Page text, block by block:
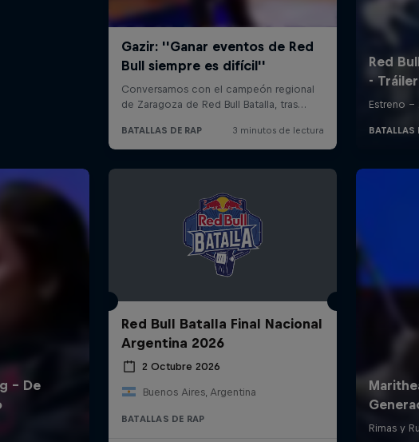
Red Bull Batalla Final Nacional
Argentina 2026
2 Octubre 2026
Buenos Aires, Argentina
BATALLAS DE RAP